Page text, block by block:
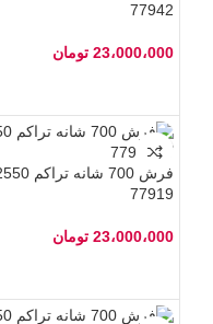
77942
23،000،000 تومان
77919
23،000،000 تومان